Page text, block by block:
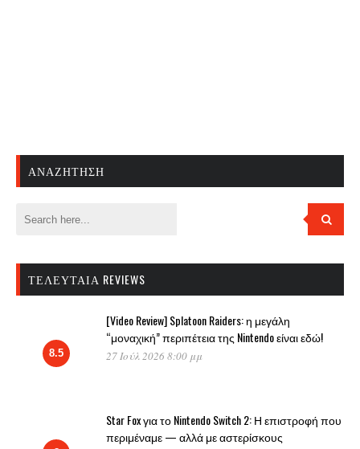
ΑΝΑΖΉΤΗΣΗ
ΤΕΛΕΥΤΑΊΑ REVIEWS
8.5
[Video Review] Splatoon Raiders: η μεγάλη
“μοναχική” περιπέτεια της Nintendo είναι εδώ!
27 Ιούλ 2026 8:00 μμ
Star Fox για το Nintendo Switch 2: Η επιστροφή που
περιμέναμε — αλλά με αστερίσκους